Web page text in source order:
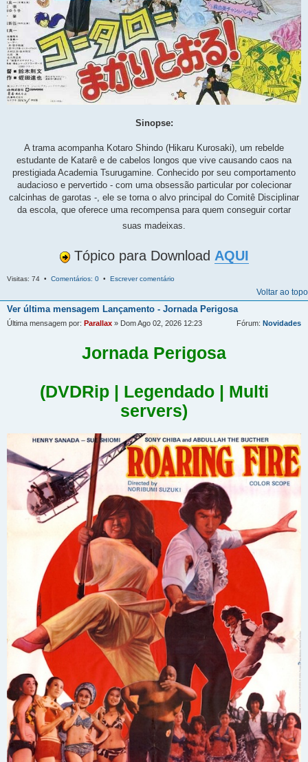
Sinopse:
A trama acompanha Kotaro Shindo (Hikaru Kurosaki), um rebelde
estudante de Katarê e de cabelos longos que vive causando caos na
prestigiada Academia Tsurugamine. Conhecido por seu comportamento
audacioso e pervertido - com uma obsessão particular por colecionar
calcinhas de garotas -, ele se torna o alvo principal do Comitê Disciplinar
da escola, que oferece uma recompensa para quem conseguir cortar
suas madeixas.
Tópico para Download AQUI
Visitas: 74 • Comentários: 0 • Escrever comentário
Voltar ao topo
Ver última mensagem Lançamento - Jornada Perigosa
Última mensagem por: Parallax » Dom Ago 02, 2026 12:23 Fórum: Novidades
Jornada Perigosa
(DVDRip | Legendado | Multi
servers)